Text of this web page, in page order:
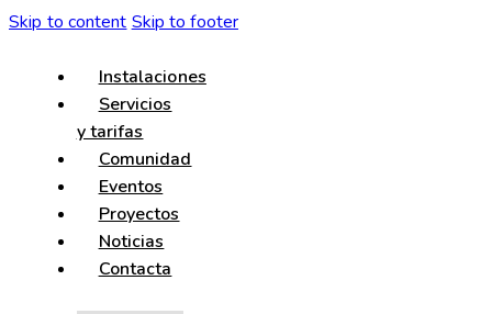
Skip to content Skip to footer
Instalaciones
Servicios
y tarifas
Comunidad
Eventos
Proyectos
Noticias
Contacta